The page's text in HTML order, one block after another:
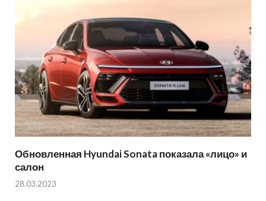
Обновленная Hyundai Sonata показала «лицо» и
салон
28.03.2023